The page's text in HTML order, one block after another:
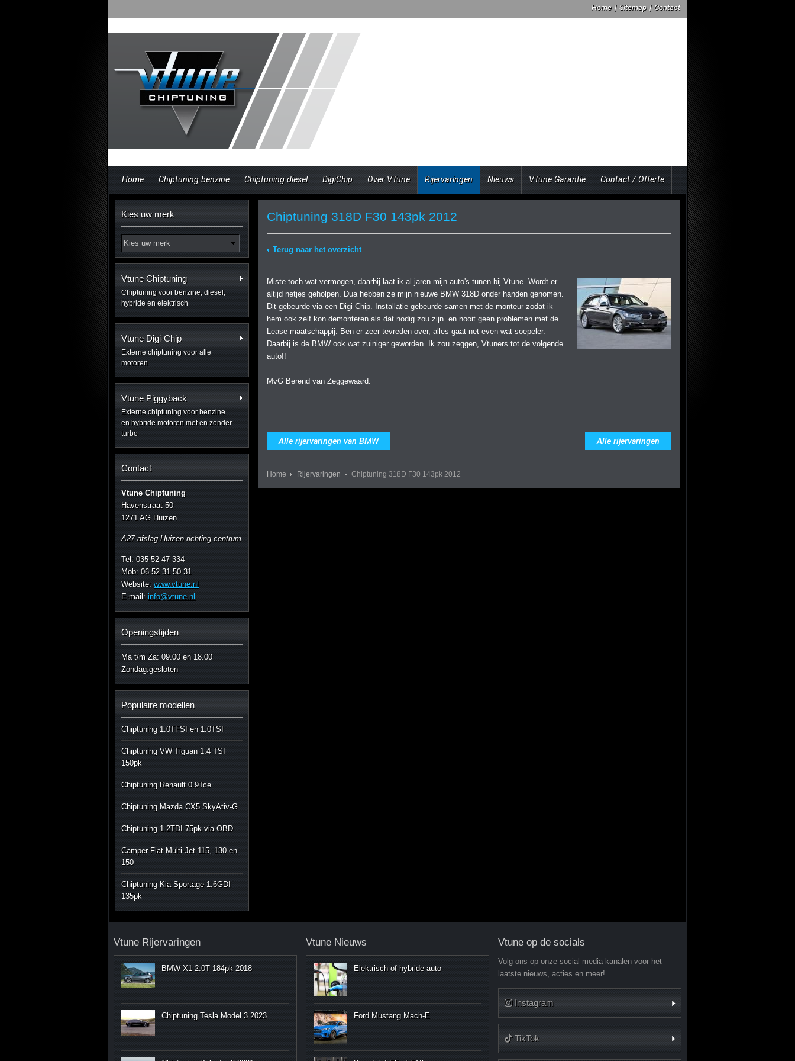
Home | Sitemap | Contact
Home Chiptuning benzine Chiptuning diesel DigiChip Over VTune Rijervaringen Nieuws VTune Garantie Contact / Offerte
Kies uw merk
Vtune Chiptuning
Chiptuning voor benzine, diesel,
hybride en elektrisch
Vtune Digi-Chip
Externe chiptuning voor alle
motoren
Vtune Piggyback
Externe chiptuning voor benzine
en hybride motoren met en zonder
turbo
Contact
Vtune Chiptuning
Havenstraat 50
1271 AG Huizen
A27 afslag Huizen richting centrum
Tel: 035 52 47 334
Mob: 06 52 31 50 31
Website: www.vtune.nl
E-mail: info@vtune.nl
Openingstijden
Ma t/m Za: 09.00 en 18.00
Zondag:gesloten
Populaire modellen
Chiptuning 1.0TFSI en 1.0TSI
Chiptuning VW Tiguan 1.4 TSI
150pk
Chiptuning Renault 0.9Tce
Chiptuning Mazda CX5 SkyAtiv-G
Chiptuning 1.2TDI 75pk via OBD
Camper Fiat Multi-Jet 115, 130 en
150
Chiptuning Kia Sportage 1.6GDI
135pk
Chiptuning 318D F30 143pk 2012
Terug naar het overzicht
Miste toch wat vermogen, daarbij laat ik al jaren mijn auto's tunen bij Vtune. Wordt er
altijd netjes geholpen. Dua hebben ze mijn nieuwe BMW 318D onder handen genomen.
Dit gebeurde via een Digi-Chip. Installatie gebeurde samen met de monteur zodat ik
hem ook zelf kon demonteren als dat nodig zou zijn. en nooit geen problemen met de
Lease maatschappij. Ben er zeer tevreden over, alles gaat net even wat soepeler.
Daarbij is de BMW ook wat zuiniger geworden. Ik zou zeggen, Vtuners tot de volgende
auto!!
MvG Berend van Zeggewaard.
Alle rijervaringen van BMW Alle rijervaringen
Home Rijervaringen Chiptuning 318D F30 143pk 2012
Vtune Rijervaringen
BMW X1 2.0T 184pk 2018
Chiptuning Tesla Model 3 2023
Vtune Nieuws
Elektrisch of hybride auto
Ford Mustang Mach-E
Vtune op de socials
Volg ons op onze social media kanalen voor het
laatste nieuws, acties en meer!
Instagram
TikTok